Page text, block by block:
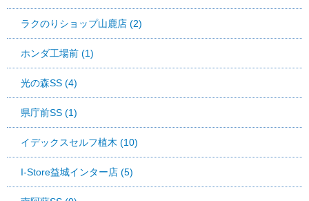
ラクのりショップ山鹿店 (2)
ホンダ工場前 (1)
光の森SS (4)
県庁前SS (1)
イデックスセルフ植木 (10)
I-Store益城インター店 (5)